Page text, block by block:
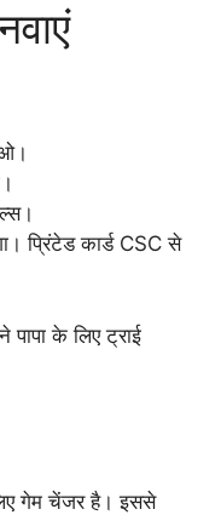
प्रिंटेड कार्ड CSC से
के लिए ट्राई
गेम चेंजर है। इससे